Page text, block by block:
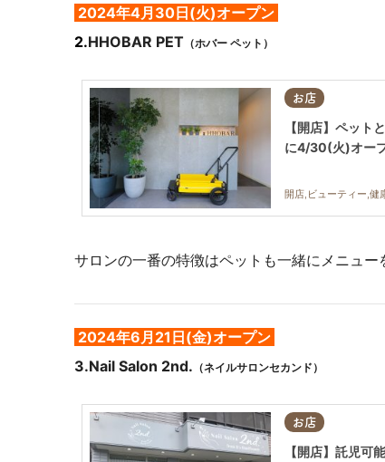
2024年4月30日(火)オープン
2.HHOBAR PET （ホバー ペット）
お店
【開店】ペット
に4/30(火)オー
開店,ビューティー,健
サロンの一番の特徴はペットも一緒にメニュー
2024年6月21日(金)オープン
3.Nail Salon 2nd. （ネイルサロンセカンド）
お店
【開店】託児